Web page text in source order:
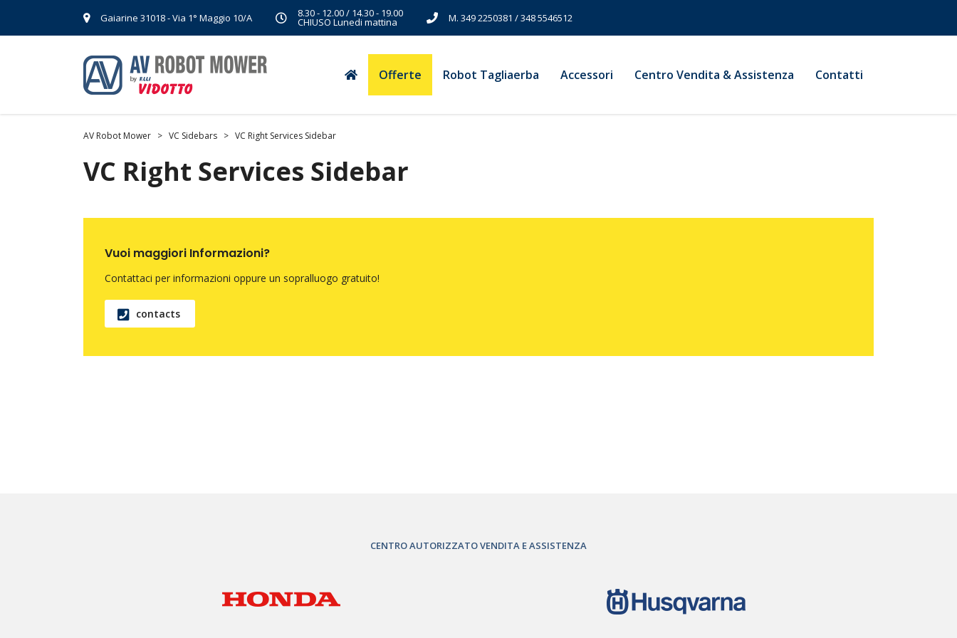
Gaiarine 31018 - Via 1° Maggio 10/A 8.30 - 12.00 / 14.30 - 19.00
CHIUSO Lunedi mattina M. 349 2250381 / 348 5546512
Offerte Robot Tagliaerba Accessori Centro Vendita & Assistenza Contatti
AV Robot Mower > VC Sidebars > VC Right Services Sidebar
VC Right Services Sidebar
Vuoi maggiori Informazioni?
Contattaci per informazioni oppure un sopralluogo gratuito!
contacts
CENTRO AUTORIZZATO VENDITA E ASSISTENZA